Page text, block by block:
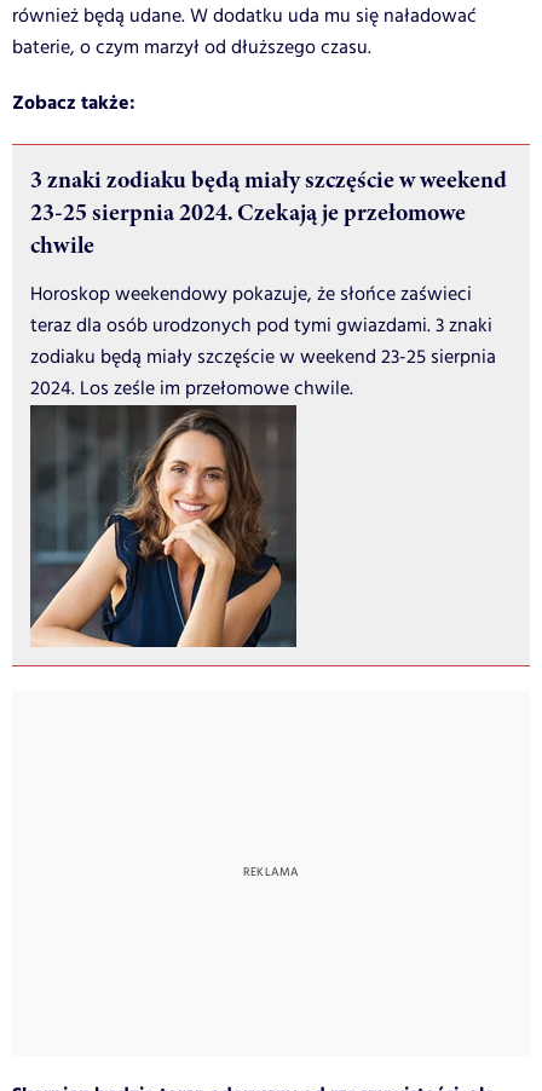
również będą udane. W dodatku uda mu się naładować
baterie, o czym marzył od dłuższego czasu.
Zobacz także:
3 znaki zodiaku będą miały szczęście w weekend
23-25 sierpnia 2024. Czekają je przełomowe
chwile
Horoskop weekendowy pokazuje, że słońce zaświeci
teraz dla osób urodzonych pod tymi gwiazdami. 3 znaki
zodiaku będą miały szczęście w weekend 23-25 sierpnia
2024. Los ześle im przełomowe chwile.